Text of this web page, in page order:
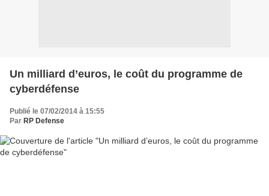
Un milliard d’euros, le coût du programme de
cyberdéfense
Publié le 07/02/2014 à 15:55
Par RP Defense